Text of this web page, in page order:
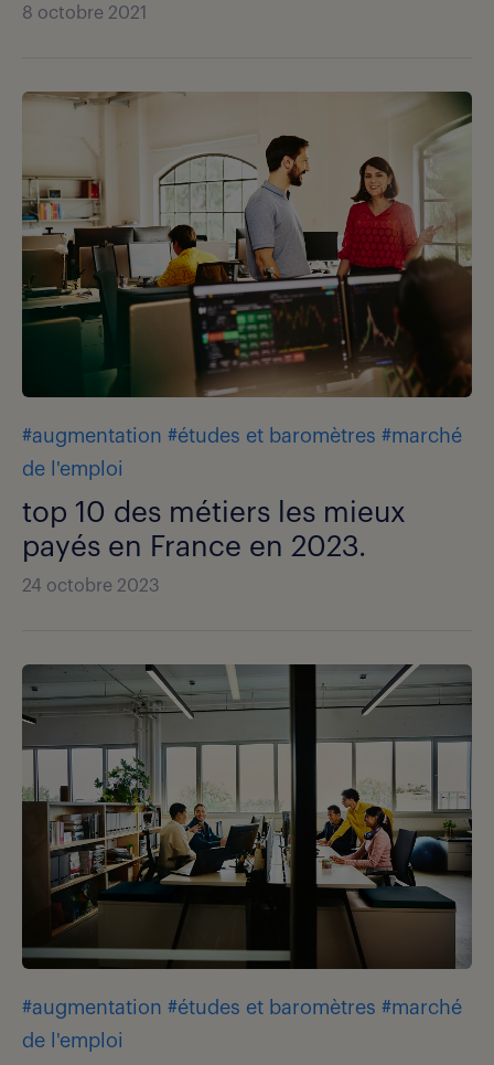
8 octobre 2021
#augmentation #études et baromètres #marché
de l'emploi
top 10 des métiers les mieux
payés en France en 2023.
24 octobre 2023
#augmentation #études et baromètres #marché
de l'emploi